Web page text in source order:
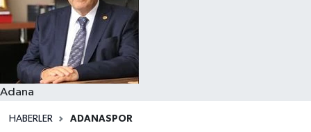
Adana
HABERLER ADANASPOR
Resmi İlanlar